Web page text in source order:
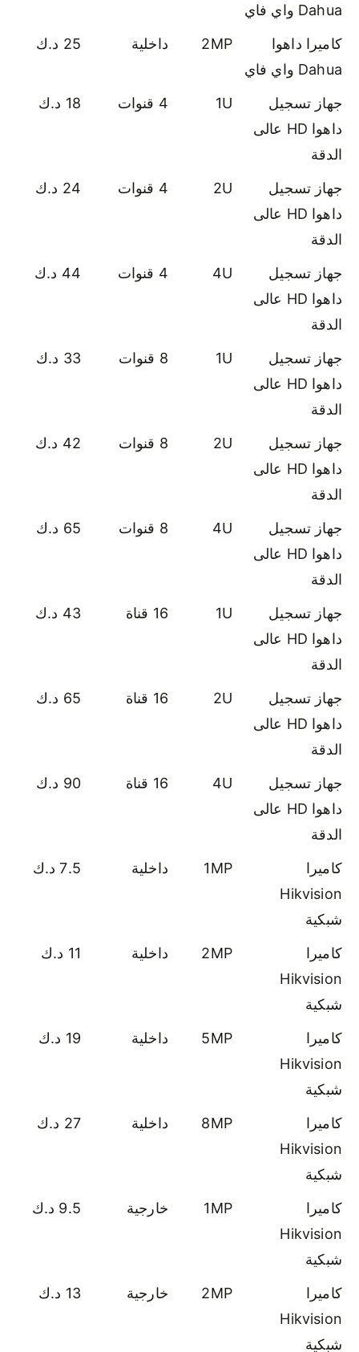
Dahua واي فاي
كاميرا داهوا
Dahua واي فاي
2MP داخلية 25 د.ك
جهاز تسجيل
داهوا HD عالى
الدقة
1U 4 قنوات 18 د.ك
جهاز تسجيل
داهوا HD عالى
الدقة
2U 4 قنوات 24 د.ك
جهاز تسجيل
داهوا HD عالى
الدقة
4U 4 قنوات 44 د.ك
جهاز تسجيل
داهوا HD عالى
الدقة
1U 8 قنوات 33 د.ك
جهاز تسجيل
داهوا HD عالى
الدقة
2U 8 قنوات 42 د.ك
جهاز تسجيل
داهوا HD عالى
الدقة
4U 8 قنوات 65 د.ك
جهاز تسجيل
داهوا HD عالى
الدقة
1U 16 قناة 43 د.ك
جهاز تسجيل
داهوا HD عالى
الدقة
2U 16 قناة 65 د.ك
جهاز تسجيل
داهوا HD عالى
الدقة
4U 16 قناة 90 د.ك
كاميرا
Hikvision
شبكية
1MP داخلية 7.5 د.ك
كاميرا
Hikvision
شبكية
2MP داخلية 11 د.ك
كاميرا
Hikvision
شبكية
5MP داخلية 19 د.ك
كاميرا
Hikvision
شبكية
8MP داخلية 27 د.ك
كاميرا
Hikvision
شبكية
1MP خارجية 9.5 د.ك
كاميرا
Hikvision
شبكية
2MP خارجية 13 د.ك